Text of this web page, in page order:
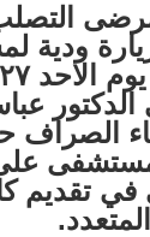
التصلب
ودية
في تقديم